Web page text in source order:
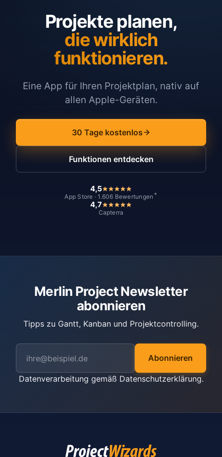
Projekte planen,
die wirklich
funktionieren.
Eine App für Ihren Projektplan, nativ auf
allen Apple-Geräten.
30 Tage kostenlos
Funktionen entdecken
4,5
App Store · 1.606 Bewertungen *
4,7
Capterra
Merlin Project Newsletter
abonnieren
Tipps zu Gantt, Kanban und Projektcontrolling.
Abonnieren
Datenverarbeitung gemäß Datenschutzerklärung.